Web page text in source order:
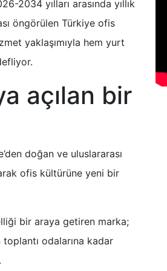
2034 yılları arasında yıllık
öngörülen Türkiye ofis
yaklaşımıyla hem yurt
açılan bir
doğan ve uluslararası
ofis kültürüne yeni bir
bir araya getiren marka;
odalarına kadar